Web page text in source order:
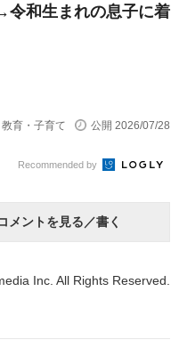
令和生まれの息子に着
教育・子育て 公開 2026/07/28
Recommended by
メントを見る／書く
Inc. All Rights Reserved.